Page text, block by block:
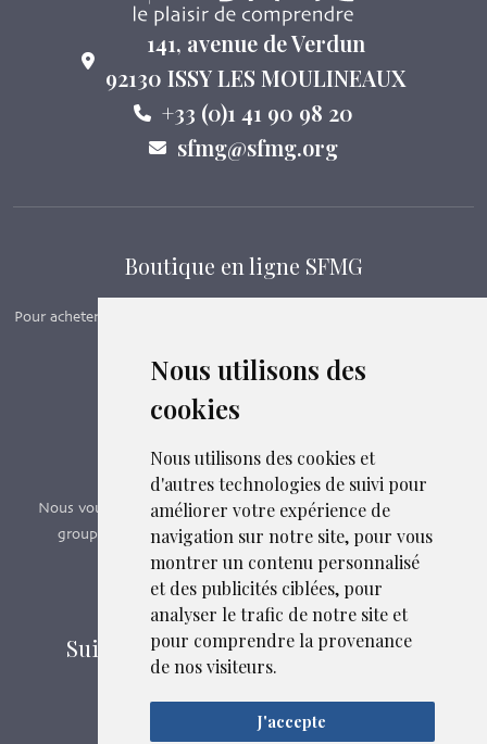
Nous utilisons des
cookies
Nous utilisons des cookies et
d'autres technologies de suivi pour
améliorer votre expérience de
navigation sur notre site, pour vous
montrer un contenu personnalisé
et des publicités ciblées, pour
analyser le trafic de notre site et
pour comprendre la provenance
de nos visiteurs.
J'accepte
141, avenue de Verdun
92130 ISSY LES MOULINEAUX
+33 (0)1 41 90 98 20
sfmg@sfmg.org
Boutique en ligne SFMG
Pour acheter nos manuels, adhérer et payer ses cotisations en ligne,
Boutique en ligne
Formations SFMG
Nous vous proposons des formations e-learning, présentiels,
groupes de pairs - Certificat QUALIOPI n° 2020/89171.3
Découvrir nos formations
Suivez-nous sur les réseaux sociaux
Mentions légales